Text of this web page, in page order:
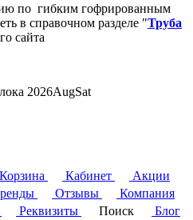
по гибким гофрированным
в справочном разделе "Труба
сайта
2026AugSat
Корзина Кабинет
Акции
Отзывы
Компания
Реквизиты Поиск
Блог